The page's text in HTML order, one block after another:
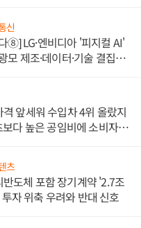
신
⑧] LG·엔비디아 '피지컬 AI'
모 제조·데이터·기술 결집
앞세워 수입차 4위 올랐지
보다 높은 공임비에 소비자
츠
도체 포함 장기계약 '2.7조
자 위축 우려와 반대 신호